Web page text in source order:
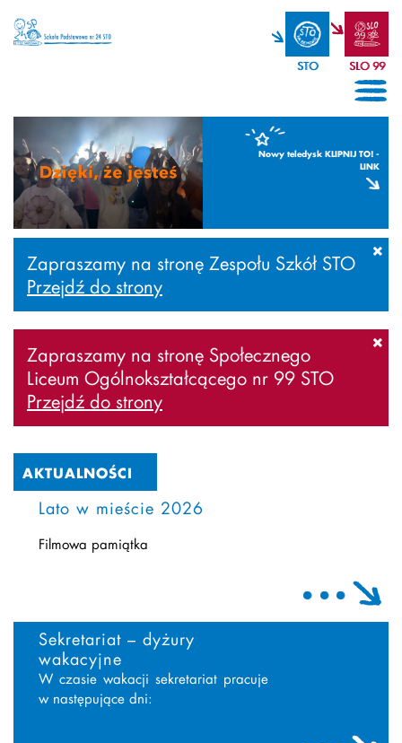
STO SLO 99
Nowy teledysk KLIPNIJ TO! -
LINK
Zapraszamy na stronę Zespołu Szkół STO
Przejdź do strony
×
Zapraszamy na stronę Społecznego
Liceum Ogólnokształcącego nr 99 STO
Przejdź do strony
×
AKTUALNOŚCI
Lato w mieście 2026
Filmowa pamiątka
Sekretariat – dyżury
wakacyjne
W czasie wakacji sekretariat pracuje
w następujące dni: